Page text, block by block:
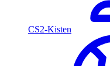
CS2-Kisten